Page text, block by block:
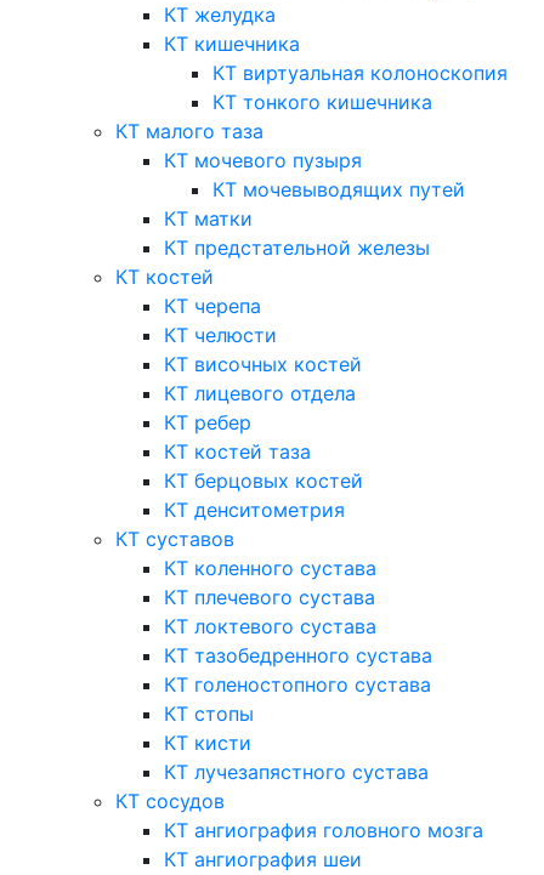
КТ желудка
КТ кишечника
КТ виртуальная колоноскопия
КТ тонкого кишечника
КТ малого таза
КТ мочевого пузыря
КТ мочевыводящих путей
КТ матки
КТ предстательной железы
КТ костей
КТ черепа
КТ челюсти
КТ височных костей
КТ лицевого отдела
КТ ребер
КТ костей таза
КТ берцовых костей
КТ денситометрия
КТ суставов
КТ коленного сустава
КТ плечевого сустава
КТ локтевого сустава
КТ тазобедренного сустава
КТ голеностопного сустава
КТ стопы
КТ кисти
КТ лучезапястного сустава
КТ сосудов
КТ ангиография головного мозга
КТ ангиография шеи